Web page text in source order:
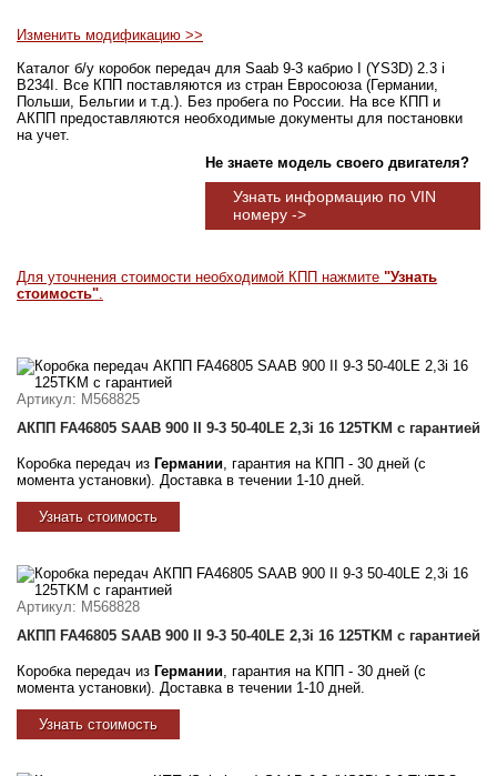
Изменить модификацию >>
Каталог б/у коробок передач для Saab 9-3 кабрио I (YS3D) 2.3 i
B234I. Все КПП поставляются из стран Евросоюза (Германии,
Польши, Бельгии и т.д.). Без пробега по России. На все КПП и
АКПП предоставляются необходимые документы для постановки
на учет.
Не знаете модель своего двигателя?
Узнать информацию по VIN
номеру ->
Для уточнения стоимости необходимой КПП нажмите "Узнать
стоимость"
Артикул: M568825
АКПП FA46805 SAAB 900 II 9-3 50-40LE 2,3i 16 125TKM с гарантией
Коробка передач из Германии , гарантия на КПП - 30 дней (с
момента установки). Доставка в течении 1-10 дней.
Узнать стоимость
Артикул: M568828
АКПП FA46805 SAAB 900 II 9-3 50-40LE 2,3i 16 125TKM с гарантией
Коробка передач из Германии , гарантия на КПП - 30 дней (с
момента установки). Доставка в течении 1-10 дней.
Узнать стоимость